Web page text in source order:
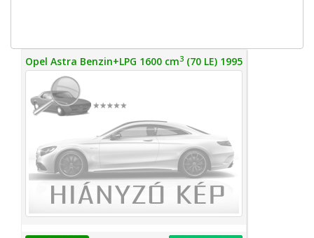
Opel Astra Benzin+LPG 1600 cm3 (70 LE) 1995